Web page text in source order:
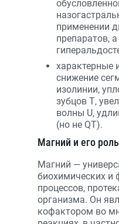
применении
препаратов,
характерные
снижение
изолинии,
зубцов Т,
волны U,
(но не QT).
Магний и его
Магний —
биохимических и
процессов,
организма. Он
кофактором во